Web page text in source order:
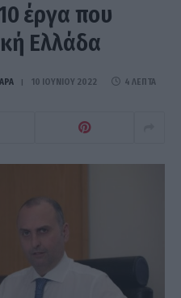
έργα που
Ελλάδα
10 ΙΟΥΝΊΟΥ 2022 4 ΛΕΠΤΆ